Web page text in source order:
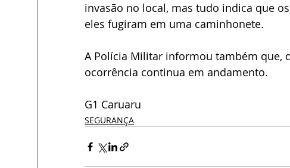
invasão no local, mas tudo indica que
eles fugiram em uma caminhonete.
A Polícia Militar informou também que,
ocorrência continua em andamento.
G1 Caruaru
SEGURANÇA